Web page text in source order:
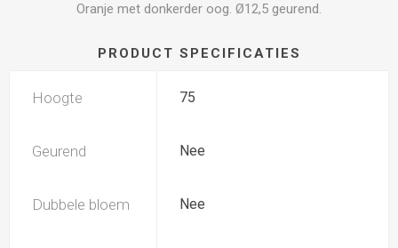
Oranje met donkerder oog. Ø12,5 geurend.
PRODUCT SPECIFICATIES
Hoogte 75
Geurend Nee
Dubbele bloem Nee